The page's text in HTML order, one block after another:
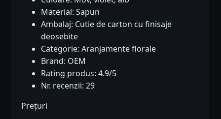
Material: Sapun
Ambalaj: Cutie de carton cu finisaje
deosebite
Categorie: Aranjamente florale
Brand: OEM
Rating produs: 4.9/5
Nr. recenzii: 29
Prețuri